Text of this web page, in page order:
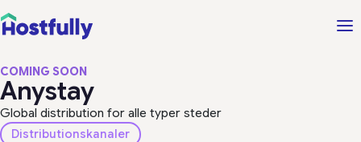
COMING SOON
Anystay
Global distribution for alle typer steder
Distributionskanaler